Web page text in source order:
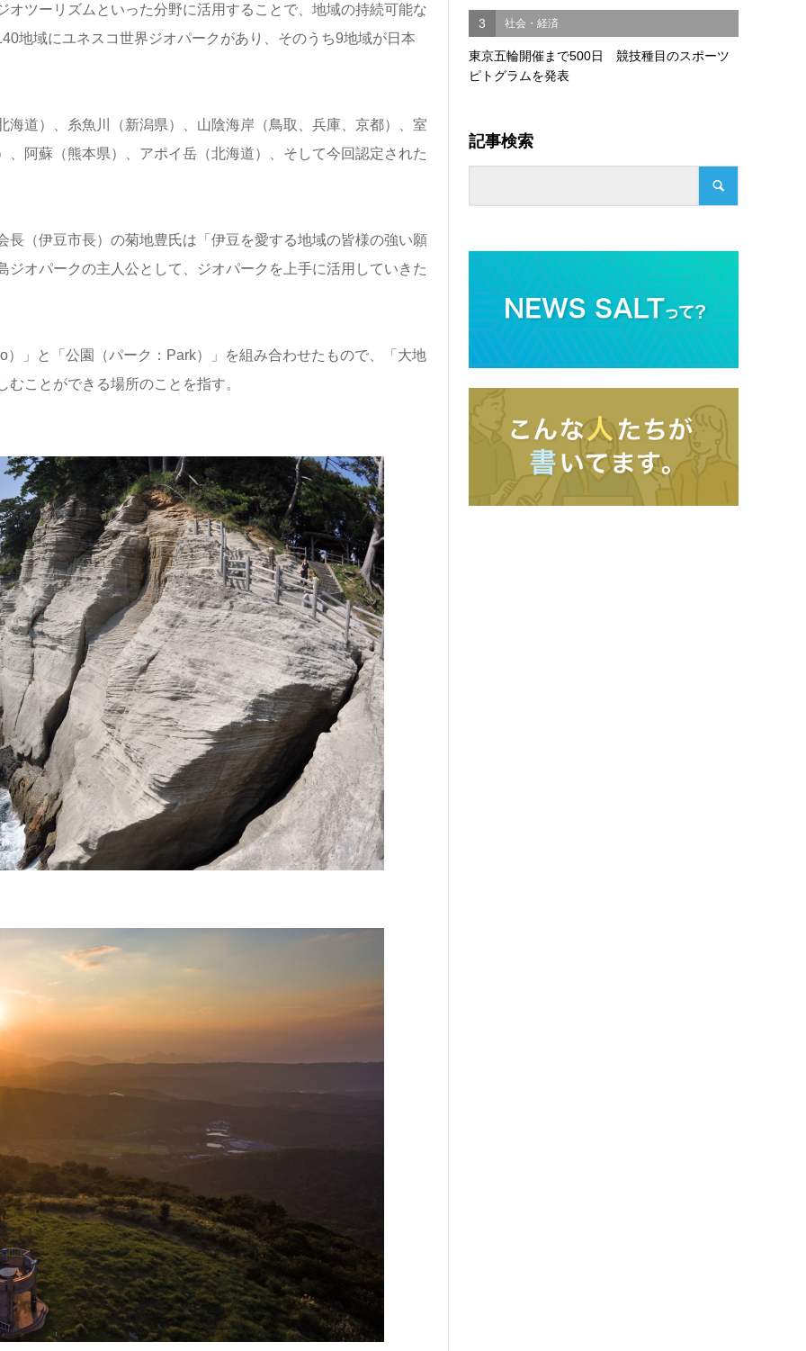
ツーリズムといった分野に活用することで、地域の持続可能な
地域にユネスコ世界ジオパークがあり、そのうち9地域が日本
道）、糸魚川（新潟県）、山陰海岸（鳥取、兵庫、京都）、室
阿蘇（熊本県）、アポイ岳（北海道）、そして今回認定された
（伊豆市長）の菊地豊氏は「伊豆を愛する地域の皆様の強い願
オパークの主人公として、ジオパークを上手に活用していきた
」と「公園（パーク：Park）」を組み合わせたもので、「大地
ことができる場所のことを指す。
3 社会・経済
東京五輪開催まで500日 競技種目のスポーツ
ピトグラムを発表
記事検索